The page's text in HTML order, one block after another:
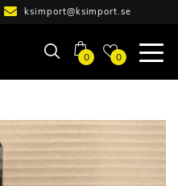
ksimport@ksimport.se
0 0